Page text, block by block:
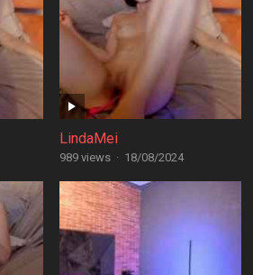
LindaMei
989 views · 18/08/2024